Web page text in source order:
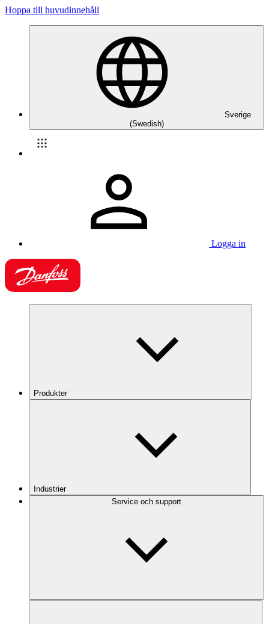
Hoppa till huvudinnehåll
Sverige
(Swedish)
Logga in
Produkter
Industrier
Service och support